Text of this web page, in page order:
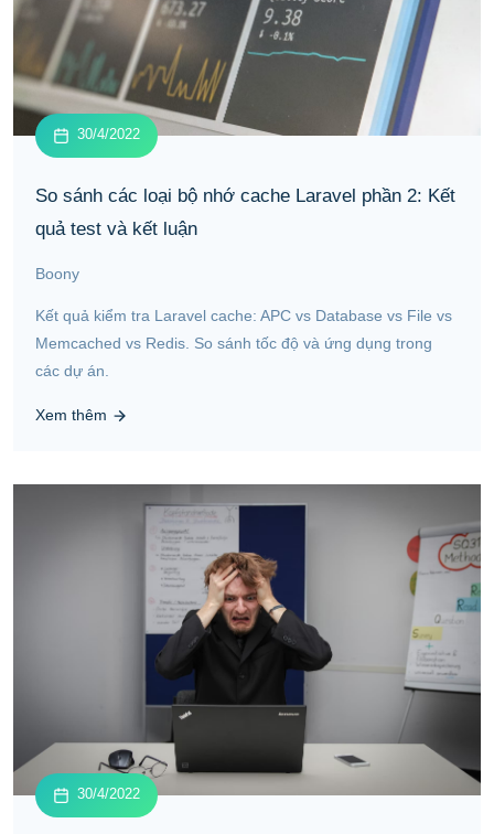
30/4/2022
So sánh các loại bộ nhớ cache Laravel phần 2: Kết
quả test và kết luận
Boony
Kết quả kiểm tra Laravel cache: APC vs Database vs File vs
Memcached vs Redis. So sánh tốc độ và ứng dụng trong
các dự án.
Xem thêm
30/4/2022